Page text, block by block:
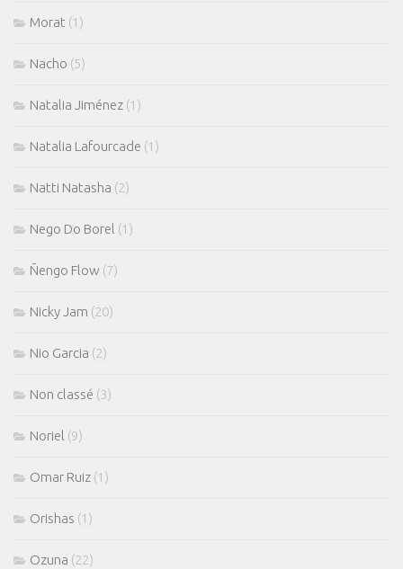
Morat (1)
Nacho (5)
Natalia Jiménez (1)
Natalia Lafourcade (1)
Natti Natasha (2)
Nego Do Borel (1)
Ñengo Flow (7)
Nicky Jam (20)
Nio Garcia (2)
Non classé (3)
Noriel (9)
Omar Ruiz (1)
Orishas (1)
Ozuna (22)